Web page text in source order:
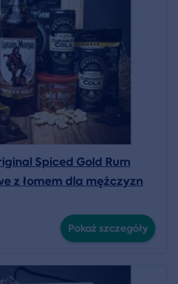
Spiced Gold Rum
z łomem dla mężczyzn
Pokaż szczegóły